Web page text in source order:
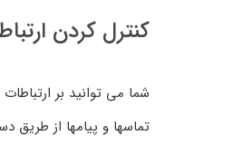
کنترل کردن
شما می توانید بر
تماسها و پیامها از طریق